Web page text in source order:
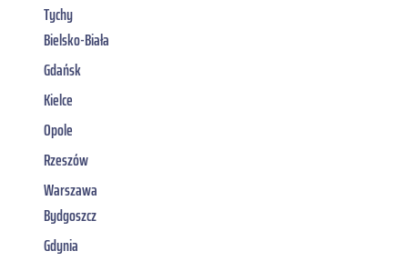
Tychy
Bielsko-Biała
Gdańsk
Kielce
Opole
Rzeszów
Warszawa
Bydgoszcz
Gdynia